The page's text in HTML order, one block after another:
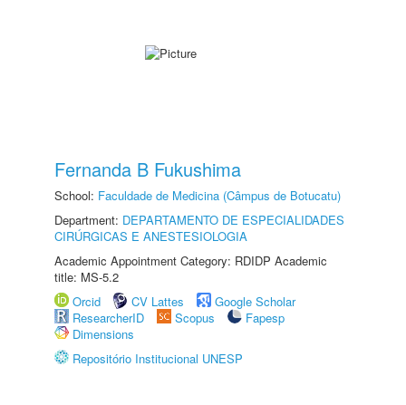
Fernanda B Fukushima
School: Faculdade de Medicina (Câmpus de Botucatu)
Department: DEPARTAMENTO DE ESPECIALIDADES
CIRÚRGICAS E ANESTESIOLOGIA
Academic Appointment Category: RDIDP Academic
title: MS-5.2
Orcid
CV Lattes
Google Scholar
ResearcherID
Scopus
Fapesp
Dimensions
Repositório Institucional UNESP